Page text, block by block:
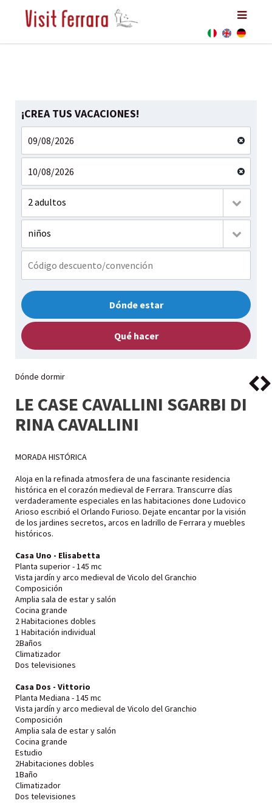
¡CREA TUS VACACIONES!
2 adultos
niños
Dónde estar
Qué hacer
Dónde dormir
LE CASE CAVALLINI SGARBI DI
RINA CAVALLINI
MORADA HISTÓRICA
Aloja en la refinada atmosfera de una fascinante residencia
histórica en el corazón medieval de Ferrara. Transcurre días
verdaderamente especiales en las habitaciones done Ludovico
Arioso escribió el Orlando Furioso. Dejate encantar por la visión
de los jardines secretos, arcos en ladrillo de Ferrara y muebles
históricos.
Casa Uno - Elisabetta
Planta superior - 145 mc
Vista jardín y arco medieval de Vicolo del Granchio
Composición
Amplia sala de estar y salón
Cocina grande
2 Habitaciones dobles
1 Habitación individual
2Baños
Climatizador
Dos televisiones
Casa Dos - Vittorio
Planta Mediana - 145 mc
Vista jardín y arco medieval de Vicolo del Granchio
Composición
Amplia sala de estar y salón
Cocina grande
Estudio
2Habitaciones dobles
1Baño
Climatizador
Dos televisiones